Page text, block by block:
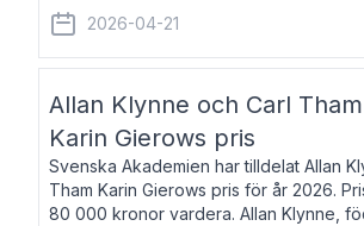
författare, journalist och musiker. Hon
återkommande för Svenska Dagbladet,
2026-04-21
Allan Klynne och Carl
Karin Gierows pris
Svenska Akademien har tilldelat Allan
Tham Karin Gierows pris för år 2026.
80 000 kronor vardera. Allan Klynne,